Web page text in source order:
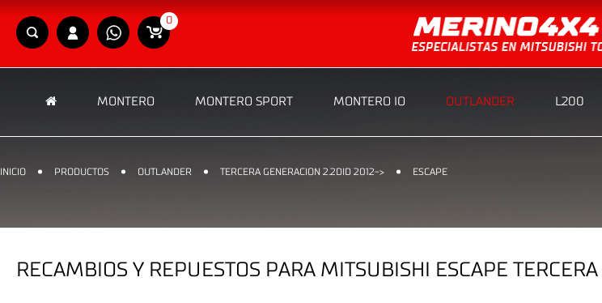
0
MONTERO MONTERO SPORT MONTERO IO OUTLANDER L200
INICIO PRODUCTOS OUTLANDER TERCERA GENERACION 2.2DID 2012-> ESCAPE
RECAMBIOS Y REPUESTOS PARA MITSUBISHI ESCAPE